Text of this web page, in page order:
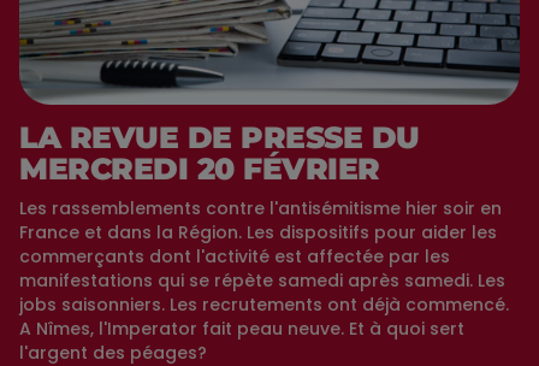
LA REVUE DE PRESSE DU
MERCREDI 20 FÉVRIER
Les rassemblements contre l'antisémitisme hier soir en
France et dans la Région. Les dispositifs pour aider les
commerçants dont l'activité est affectée par les
manifestations qui se répète samedi après samedi. Les
jobs saisonniers. Les recrutements ont déjà commencé.
A Nîmes, l'Imperator fait peau neuve. Et à quoi sert
l'argent des péages?